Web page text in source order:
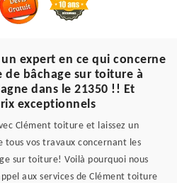
expert en ce qui concerne
de bâchage sur toiture à
dans le 21350 !! Et
exceptionnels
Clément toiture et laissez un
tous vos travaux concernant les
sur toiture! Voilà pourquoi nous
aux services de Clément toiture